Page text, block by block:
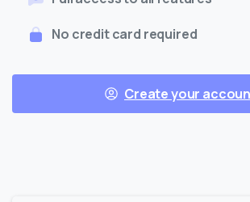
No credit card required
Create your